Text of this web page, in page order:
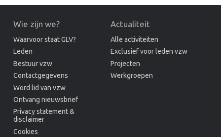
Wie zijn we?
Waarvoor staat GLV?
Leden
Bestuur vzw
Contactgegevens
Word lid van vzw
Ontvang nieuwsbrief
Privacy statement &
disclaimer
Cookies
Actualiteit
Alle activiteiten
Exclusief voor leden vzw
Projecten
Werkgroepen